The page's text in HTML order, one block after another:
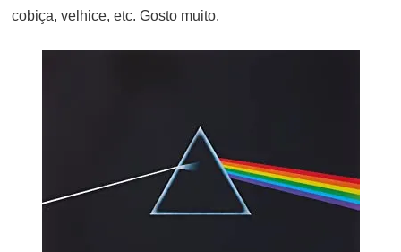
cobiça, velhice, etc. Gosto muito.